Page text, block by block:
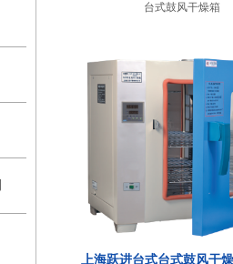
台式鼓风干燥箱
上海跃进台式台式鼓风干